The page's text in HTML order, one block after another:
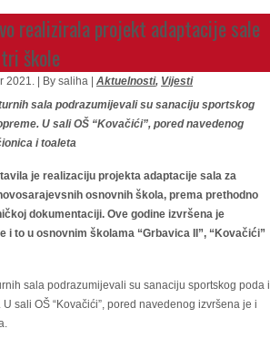
realizirala projekt adaptacije sale
škole
2021. | By saliha | Aktuelnosti, Vijesti
sala podrazumijevali su sanaciju sportskog
U sali OŠ “Kovačići”, pored navedenog
i toaleta
je realizaciju projekta adaptacije sala za
osnovnih škola, prema prethodno
dokumentaciji. Ove godine izvršena je
i to u osnovnim školama “Grbavica II”, “Kovačići”
sala podrazumijevali su sanaciju sportskog poda i
sali OŠ “Kovačići”, pored navedenog izvršena je i